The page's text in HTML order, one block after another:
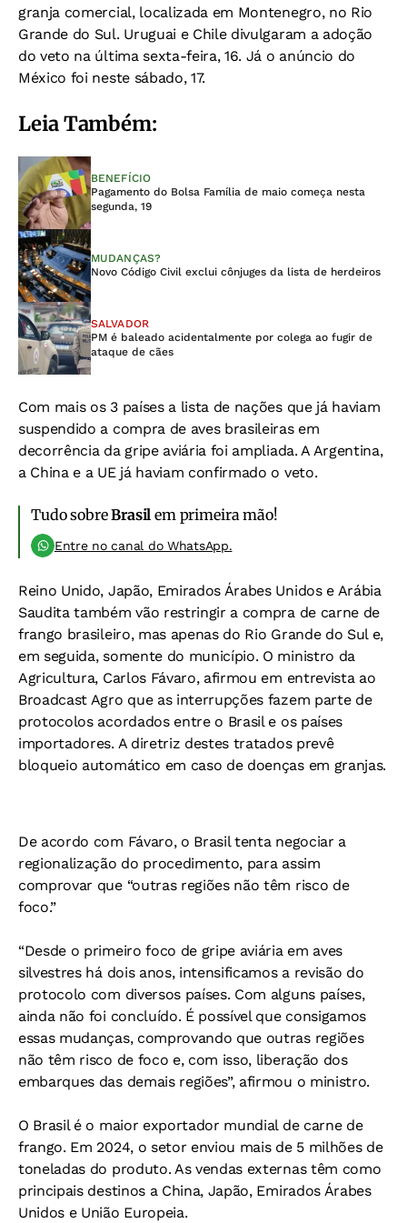
granja comercial, localizada em Montenegro, no Rio
Grande do Sul. Uruguai e Chile divulgaram a adoção
do veto na última sexta-feira, 16. Já o anúncio do
México foi neste sábado, 17.
Leia Também:
BENEFÍCIO
Pagamento do Bolsa Família de maio começa nesta
segunda, 19
MUDANÇAS?
Novo Código Civil exclui cônjuges da lista de herdeiros
SALVADOR
PM é baleado acidentalmente por colega ao fugir de
ataque de cães
Com mais os 3 países a lista de nações que já haviam
suspendido a compra de aves brasileiras em
decorrência da gripe aviária foi ampliada. A Argentina,
a China e a UE já haviam confirmado o veto.
Tudo sobreBrasil em primeira mão!
Entre no canal do WhatsApp.
Reino Unido, Japão, Emirados Árabes Unidos e Arábia
Saudita também vão restringir a compra de carne de
frango brasileiro, mas apenas do Rio Grande do Sul e,
em seguida, somente do município. O ministro da
Agricultura, Carlos Fávaro, afirmou em entrevista ao
Broadcast Agro que as interrupções fazem parte de
protocolos acordados entre o Brasil e os países
importadores. A diretriz destes tratados prevê
bloqueio automático em caso de doenças em granjas.
De acordo com Fávaro, o Brasil tenta negociar a
regionalização do procedimento, para assim
comprovar que “outras regiões não têm risco de
foco.”
“Desde o primeiro foco de gripe aviária em aves
silvestres há dois anos, intensificamos a revisão do
protocolo com diversos países. Com alguns países,
ainda não foi concluído. É possível que consigamos
essas mudanças, comprovando que outras regiões
não têm risco de foco e, com isso, liberação dos
embarques das demais regiões”, afirmou o ministro.
O Brasil é o maior exportador mundial de carne de
frango. Em 2024, o setor enviou mais de 5 milhões de
toneladas do produto. As vendas externas têm como
principais destinos a China, Japão, Emirados Árabes
Unidos e União Europeia.